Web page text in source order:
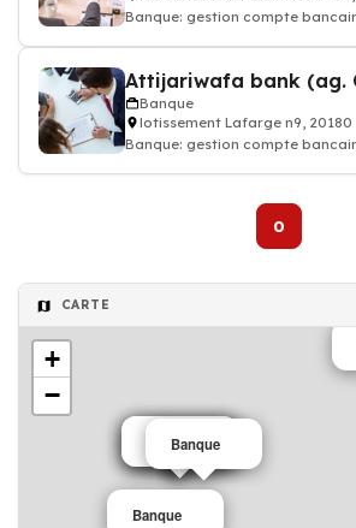
Banque: gestion compte
Banque
lotissement Lafarge n9, 20180
Banque: gestion compte
0
CARTE
Banque
Banque
Banque
Banque
Banque
+
−